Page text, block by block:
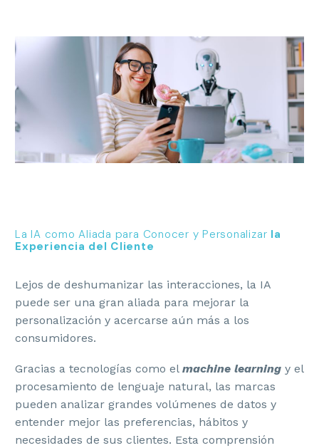
La IA como Aliada para Conocer y Personalizar la
Experiencia del Cliente
Lejos de deshumanizar las interacciones, la IA
puede ser una gran aliada para mejorar la
personalización y acercarse aún más a los
consumidores.
Gracias a tecnologías como el machine learning y el
procesamiento de lenguaje natural, las marcas
pueden analizar grandes volúmenes de datos y
entender mejor las preferencias, hábitos y
necesidades de sus clientes. Esta comprensión